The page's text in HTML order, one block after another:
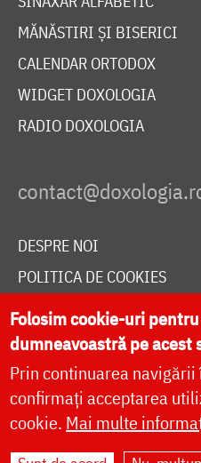
MĂNĂSTIRI ȘI BISERICI
CALENDAR ORTODOX
WIDGET DOXOLOGIA
RADIO DOXOLOGIA
DESPRE NOI
POLITICA DE COOKIES
DONEAZĂ ONLINE PENTRU
LIVE
Folosim cookie-uri
dumneavoastră pe acest
Prin continuarea navigării
confirmați acceptarea
cookie. Mai multe